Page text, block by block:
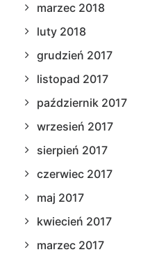
marzec 2018
luty 2018
grudzień 2017
listopad 2017
październik 2017
wrzesień 2017
sierpień 2017
czerwiec 2017
maj 2017
kwiecień 2017
marzec 2017